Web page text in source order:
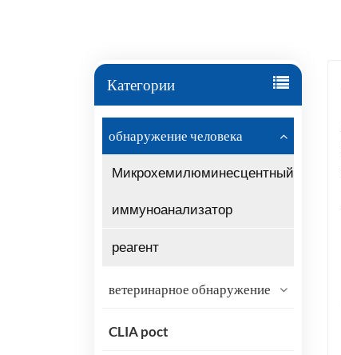
Категории
обнаружение человека
Микрохемилюминесцентный
иммуноанализатор
реагент
ветеринарное обнаружение
CLIA poct